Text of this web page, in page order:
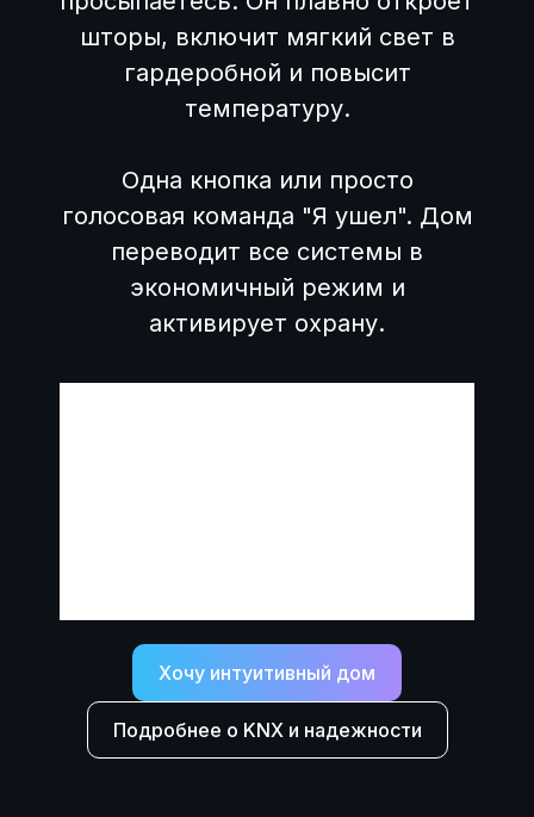
шторы, включит мягкий свет в
гардеробной и повысит
температуру.
Одна кнопка или просто
голосовая команда "Я ушел". Дом
переводит все системы в
экономичный режим и
активирует охрану.
Хочу интуитивный дом
Подробнее о KNX и надежности